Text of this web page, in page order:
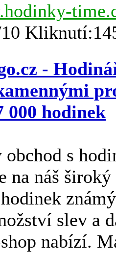
10
-
000 hodinek
obchod s
na náš
slev a
nabízí.